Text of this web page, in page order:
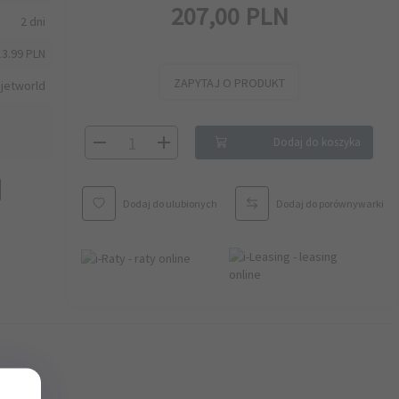
2 dni
PLN
jetworld
207,00 PLN
ZAPYTAJ O PRODUKT
Dodaj do koszyka
Dodaj do ulubionych Dodaj do porównywarki